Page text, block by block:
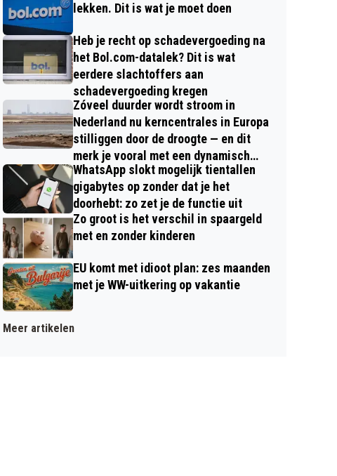
lekken. Dit is wat je moet doen
Heb je recht op schadevergoeding na
het Bol.com-datalek? Dit is wat
eerdere slachtoffers aan
schadevergoeding kregen
Zóveel duurder wordt stroom in
Nederland nu kerncentrales in Europa
stilliggen door de droogte — en dit
merk je vooral met een dynamisch
contract
WhatsApp slokt mogelijk tientallen
gigabytes op zonder dat je het
doorhebt: zo zet je de functie uit
Zo groot is het verschil in spaargeld
met en zonder kinderen
EU komt met idioot plan: zes maanden
met je WW-uitkering op vakantie
Meer artikelen